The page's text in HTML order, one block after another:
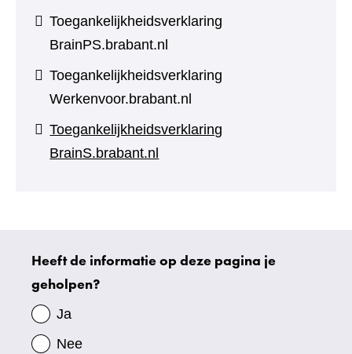
Toegankelijkheidsverklaring
BrainPS.brabant.nl
Toegankelijkheidsverklaring
Werkenvoor.brabant.nl
Toegankelijkheidsverklaring
BrainS.brabant.nl
Uw
gegevens
Heeft de informatie op deze pagina je
geholpen?
Ja
Nee